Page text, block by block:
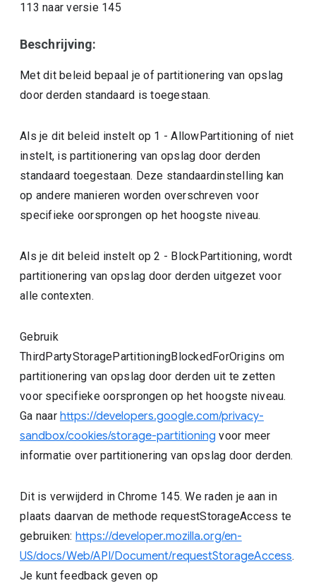
113naar versie 145
Beschrijving:
Met dit beleid bepaal je of partitionering van opslag
door derden standaard is toegestaan.
Als je dit beleid instelt op 1 - AllowPartitioning of niet
instelt, is partitionering van opslag door derden
standaard toegestaan. Deze standaardinstelling kan
op andere manieren worden overschreven voor
specifieke oorsprongen op het hoogste niveau.
Als je dit beleid instelt op 2 - BlockPartitioning, wordt
partitionering van opslag door derden uitgezet voor
alle contexten.
Gebruik
ThirdPartyStoragePartitioningBlockedForOrigins om
partitionering van opslag door derden uit te zetten
voor specifieke oorsprongen op het hoogste niveau.
Ga naarhttps://developers.google.com/privacy-
sandbox/cookies/storage-partitioning voor meer
informatie over partitionering van opslag door derden.
Dit is verwijderd in Chrome 145. We raden je aan in
plaats daarvan de methode requestStorageAccess te
gebruiken: https://developer.mozilla.org/en-
US/docs/Web/API/Document/requestStorageAccess.
Je kunt feedback geven op